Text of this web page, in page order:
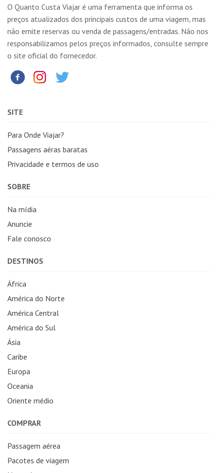
O Quanto Custa Viajar é uma ferramenta que informa os
preços atualizados dos principais custos de uma viagem, mas
não emite reservas ou venda de passagens/entradas. Não nos
responsabilizamos pelos preços informados, consulte sempre
o site oficial do fornecedor.
SITE
Para Onde Viajar?
Passagens aéras baratas
Privacidade e termos de uso
SOBRE
Na mídia
Anuncie
Fale conosco
DESTINOS
África
América do Norte
América Central
América do Sul
Ásia
Caribe
Europa
Oceania
Oriente médio
COMPRAR
Passagem aérea
Pacotes de viagem